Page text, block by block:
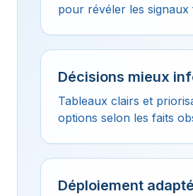
pour révéler les signaux
Décisions mieux
Tableaux clairs et
options selon les faits
Déploiement